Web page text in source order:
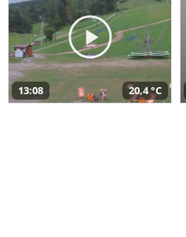
13:08 20,4 °C